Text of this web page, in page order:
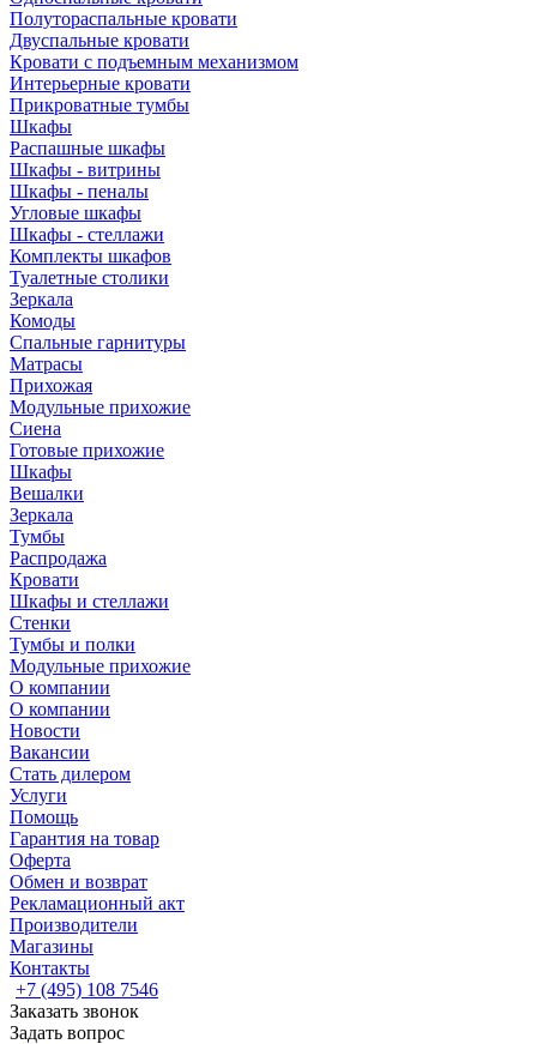
Полутораспальные кровати
Двуспальные кровати
Кровати с подъемным механизмом
Интерьерные кровати
Прикроватные тумбы
Шкафы
Распашные шкафы
Шкафы - витрины
Шкафы - пеналы
Угловые шкафы
Шкафы - стеллажи
Комплекты шкафов
Туалетные столики
Зеркала
Комоды
Спальные гарнитуры
Матрасы
Прихожая
Модульные прихожие
Сиена
Готовые прихожие
Шкафы
Вешалки
Зеркала
Тумбы
Распродажа
Кровати
Шкафы и стеллажи
Стенки
Тумбы и полки
Модульные прихожие
О компании
О компании
Новости
Вакансии
Стать дилером
Услуги
Помощь
Гарантия на товар
Оферта
Обмен и возврат
Рекламационный акт
Производители
Магазины
Контакты
+7 (495) 108 7546
Заказать звонок
Задать вопрос